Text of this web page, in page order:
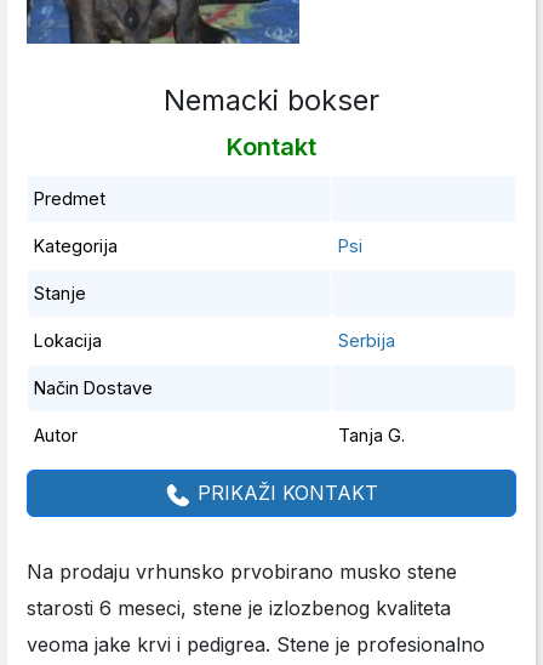
Nemacki bokser
Kontakt
Predmet
Kategorija Psi
Stanje
Lokacija Serbija
Način Dostave
Autor Tanja G.
PRIKAŽI KONTAKT
Na prodaju vrhunsko prvobirano musko stene
starosti 6 meseci, stene je izlozbenog kvaliteta
veoma jake krvi i pedigrea. Stene je profesionalno